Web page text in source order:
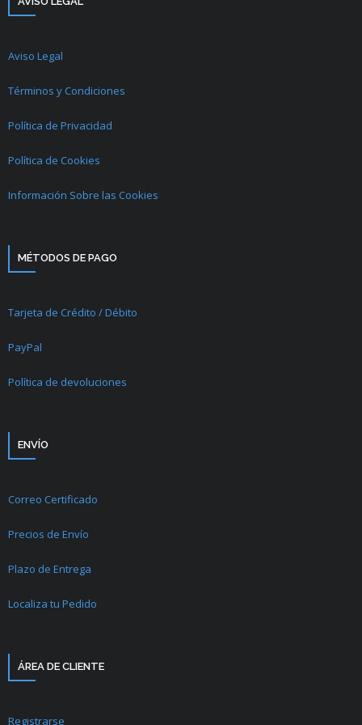
Aviso Legal
Términos y Condiciones
Política de Privacidad
Política de Cookies
Información Sobre las Cookies
MÉTODOS DE PAGO
Tarjeta de Crédito / Débito
PayPal
Política de devoluciones
ENVÍO
Correo Certificado
Precios de Envío
Plazo de Entrega
Localiza tu Pedido
ÁREA DE CLIENTE
Registrarse